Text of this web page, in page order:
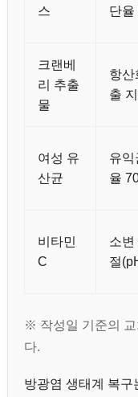
스 단율
크랜베
리 추출
물
항산
출
여성 유
산균
유익
율
비타민
C
소변
절
※ 작성일 기준의 교
다.
방광염 생태계 복구